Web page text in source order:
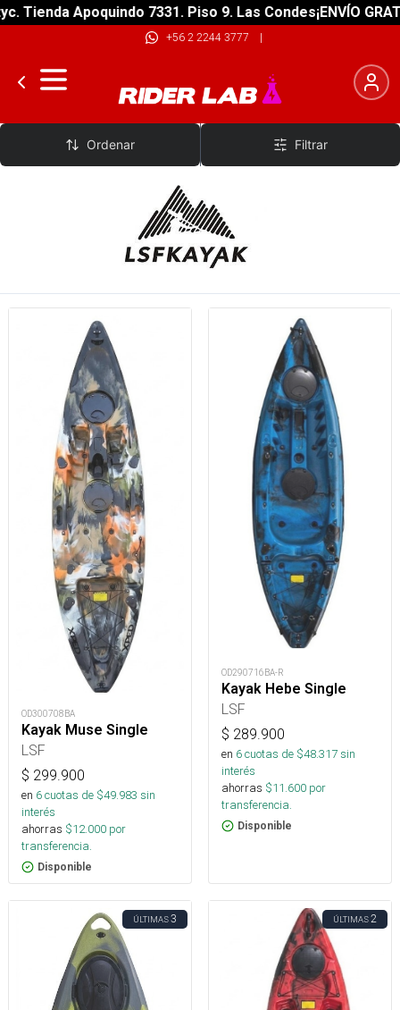
Apoquindo 7331. Piso 9. Las Condes¡ENVÍO GRATIS!
+56 2 2244 3777 |
LSF
Ordenar Filtrar
OD300708BA
Kayak Muse Single
LSF
$ 299.900
en 6cuotas de $49.983 sin
interés
ahorras $12.000 por
transferencia.
Disponible
OD290716BA-R
Kayak Hebe Single
LSF
$ 289.900
en 6cuotas de $48.317sin
interés
ahorras $11.600 por
transferencia.
Disponible
ÚLTIMAS3 ÚLTIMAS2